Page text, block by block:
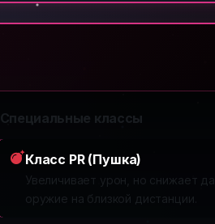
Специальные классы
Класс PR (Пушка)
Увеличивает урон, но снижает
оружие на близкой дистанции.